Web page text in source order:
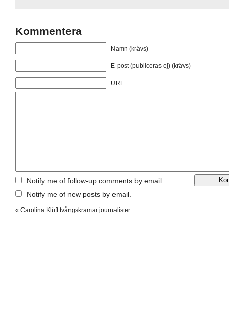
Kommentera
Namn (krävs)
E-post (publiceras ej) (krävs)
URL
Notify me of follow-up comments by email.
Notify me of new posts by email.
« Carolina Klüft tvångskramar journalister